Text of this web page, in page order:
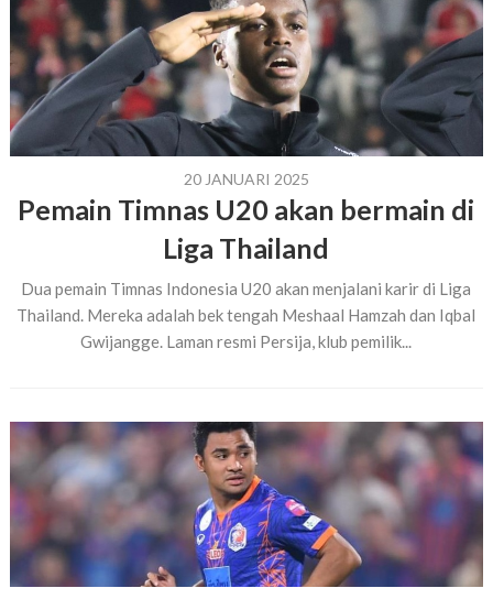
20 JANUARI 2025
Pemain Timnas U20 akan bermain di
Liga Thailand
Dua pemain Timnas Indonesia U20 akan menjalani karir di Liga
Thailand. Mereka adalah bek tengah Meshaal Hamzah dan Iqbal
Gwijangge. Laman resmi Persija, klub pemilik...